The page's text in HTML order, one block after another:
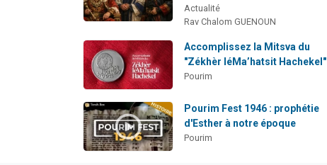
Actualité
Rav Chalom GUENOUN
Accomplissez la Mitsva du
"Zékhèr léMa’hatsit Hachekel"
Pourim
Pourim Fest 1946 : prophétie
d'Esther à notre époque
Pourim